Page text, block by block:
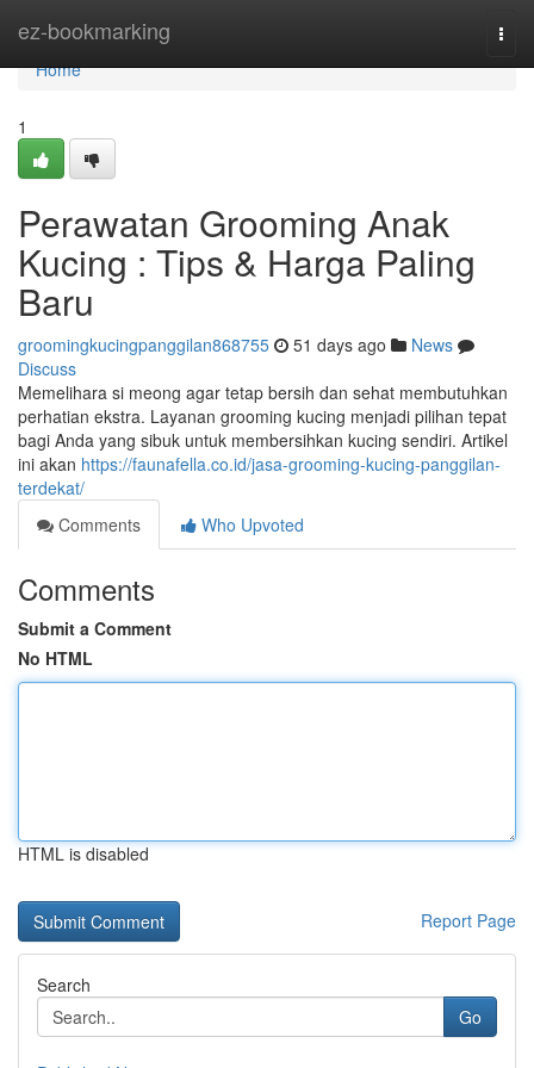
ez-bookmarking
Home
Home
1
Perawatan Grooming Anak
Kucing : Tips & Harga Paling
Baru
groomingkucingpanggilan868755 51 days ago
News
Discuss
Memelihara si meong agar tetap bersih dan sehat membutuhkan
perhatian ekstra. Layanan grooming kucing menjadi pilihan tepat
bagi Anda yang sibuk untuk membersihkan kucing sendiri. Artikel
ini akan https://faunafella.co.id/jasa-grooming-kucing-panggilan-
terdekat/
Comments
Who Upvoted
Comments
Submit a Comment
No HTML
HTML is disabled
Report Page
Search
Go